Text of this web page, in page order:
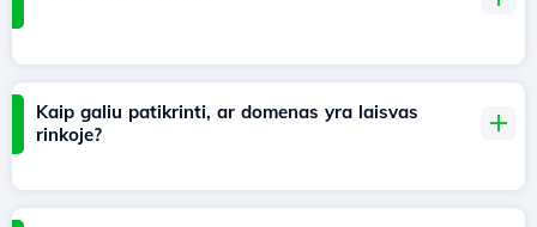
Kaip galiu patikrinti, ar domenas yra laisvas
rinkoje?